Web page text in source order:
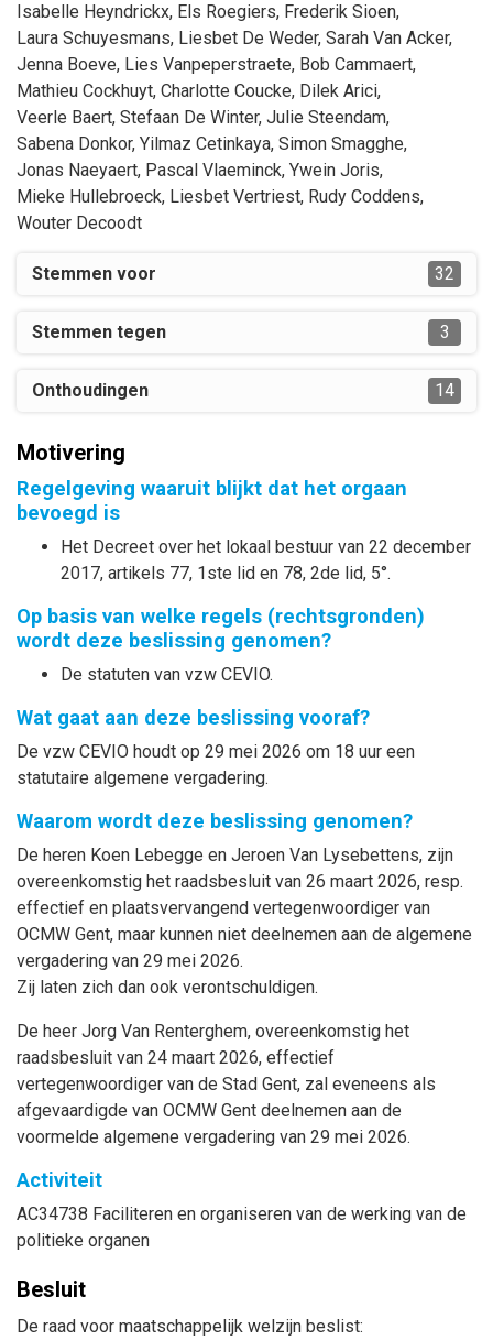
Isabelle Heyndrickx, Els Roegiers, Frederik Sioen,
Laura Schuyesmans, Liesbet De Weder, Sarah Van Acker,
Jenna Boeve, Lies Vanpeperstraete, Bob Cammaert,
Mathieu Cockhuyt, Charlotte Coucke, Dilek Arici,
Veerle Baert, Stefaan De Winter, Julie Steendam,
Sabena Donkor, Yilmaz Cetinkaya, Simon Smagghe,
Jonas Naeyaert, Pascal Vlaeminck, Ywein Joris,
Mieke Hullebroeck, Liesbet Vertriest, Rudy Coddens,
Wouter Decoodt
Stemmen voor 32
Stemmen tegen 3
Onthoudingen 14
Motivering
Regelgeving waaruit blijkt dat het orgaan
bevoegd is
Het Decreet over het lokaal bestuur van 22 december
2017, artikels 77, 1ste lid en 78, 2de lid, 5°.
Op basis van welke regels (rechtsgronden)
wordt deze beslissing genomen?
De statuten van vzw CEVIO.
Wat gaat aan deze beslissing vooraf?
De vzw CEVIO houdt op 29 mei 2026 om 18 uur een
statutaire algemene vergadering.
Waarom wordt deze beslissing genomen?
De heren Koen Lebegge en Jeroen Van Lysebettens, zijn
overeenkomstig het raadsbesluit van 26 maart 2026, resp.
effectief en plaatsvervangend vertegenwoordiger van
OCMW Gent, maar kunnen niet deelnemen aan de algemene
vergadering van 29 mei 2026.
Zij laten zich dan ook verontschuldigen.
De heer Jorg Van Renterghem, overeenkomstig het
raadsbesluit van 24 maart 2026, effectief
vertegenwoordiger van de Stad Gent, zal eveneens als
afgevaardigde van OCMW Gent deelnemen aan de
voormelde algemene vergadering van 29 mei 2026.
Activiteit
AC34738 Faciliteren en organiseren van de werking van de
politieke organen
Besluit
De raad voor maatschappelijk welzijn beslist: